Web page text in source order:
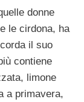
donne
le cirdona, ha
il suo
contiene
limone
a primavera,